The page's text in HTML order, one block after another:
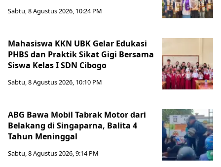
Sabtu, 8 Agustus 2026, 10:24 PM
Mahasiswa KKN UBK Gelar Edukasi
PHBS dan Praktik Sikat Gigi Bersama
Siswa Kelas I SDN Cibogo
Sabtu, 8 Agustus 2026, 10:10 PM
ABG Bawa Mobil Tabrak Motor dari
Belakang di Singaparna, Balita 4
Tahun Meninggal
Sabtu, 8 Agustus 2026, 9:14 PM